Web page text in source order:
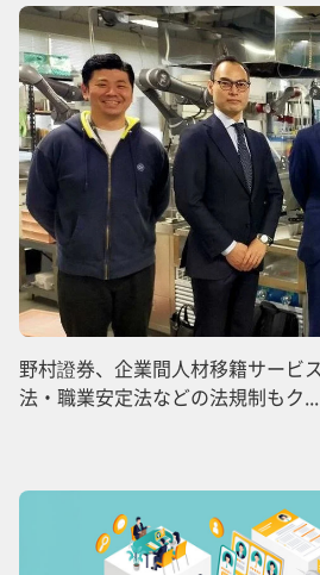
野村證券、企業間人材移籍サー
法・職業安定法などの法規制もク...